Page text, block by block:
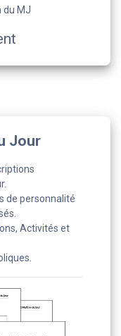
du MJ
Jour
de personnalité
Activités et